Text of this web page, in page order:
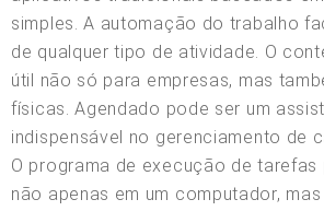
simples. A automação do trabalho
de qualquer tipo de atividade. O
útil não só para empresas, mas
físicas. Agendado pode ser um
indispensável no gerenciamento de
O programa de execução de tarefas
não apenas em um computador,